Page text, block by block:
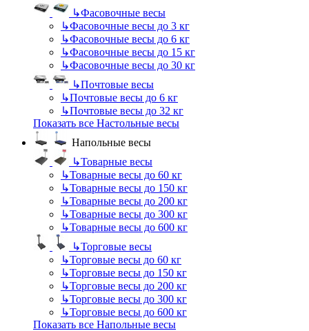
↳Фасовочные весы
↳Фасовочные весы до 3 кг
↳Фасовочные весы до 6 кг
↳Фасовочные весы до 15 кг
↳Фасовочные весы до 30 кг
↳Почтовые весы
↳Почтовые весы до 6 кг
↳Почтовые весы до 32 кг
Показать все Настольные весы
Напольные весы
↳Товарные весы
↳Товарные весы до 60 кг
↳Товарные весы до 150 кг
↳Товарные весы до 200 кг
↳Товарные весы до 300 кг
↳Товарные весы до 600 кг
↳Торговые весы
↳Торговые весы до 60 кг
↳Торговые весы до 150 кг
↳Торговые весы до 200 кг
↳Торговые весы до 300 кг
↳Торговые весы до 600 кг
Показать все Напольные весы